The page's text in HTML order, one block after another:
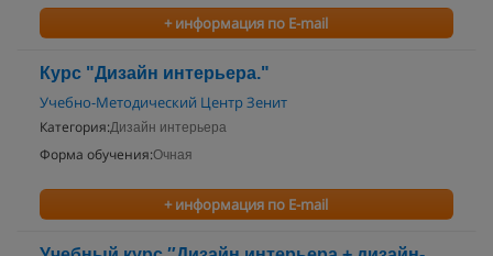
+ информация по E-mail
Курс "Дизайн интерьера."
Учебно-Методический Центр Зенит
Категория:Дизайн интерьера
Форма обучения:Очная
+ информация по E-mail